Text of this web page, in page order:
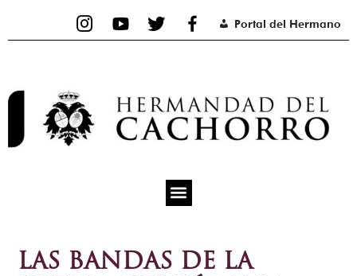
Portal del Hermano
LAS BANDAS DE LA